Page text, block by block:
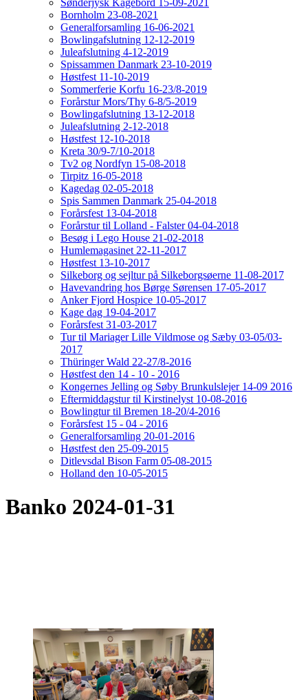
Sønderjysk Kagebord 15-09-2021
Bornholm 23-08-2021
Generalforsamling 16-06-2021
Bowlingafslutning 12-12-2019
Juleafslutning 4-12-2019
Spissammen Danmark 23-10-2019
Høstfest 11-10-2019
Sommerferie Korfu 16-23/8-2019
Forårstur Mors/Thy 6-8/5-2019
Bowlingafslutning 13-12-2018
Juleafslutning 2-12-2018
Høstfest 12-10-2018
Kreta 30/9-7/10-2018
Tv2 og Nordfyn 15-08-2018
Tirpitz 16-05-2018
Kagedag 02-05-2018
Spis Sammen Danmark 25-04-2018
Forårsfest 13-04-2018
Forårstur til Lolland - Falster 04-04-2018
Besøg i Lego House 21-02-2018
Humlemagasinet 22-11-2017
Høstfest 13-10-2017
Silkeborg og sejltur på Silkeborgsøerne 11-08-2017
Havevandring hos Børge Sørensen 17-05-2017
Anker Fjord Hospice 10-05-2017
Kage dag 19-04-2017
Forårsfest 31-03-2017
Tur til Mariager Lille Vildmose og Sæby 03-05/03-
2017
Thüringer Wald 22-27/8-2016
Høstfest den 14 - 10 - 2016
Kongernes Jelling og Søby Brunkulslejer 14-09 2016
Eftermiddagstur til Kirstinelyst 10-08-2016
Bowlingtur til Bremen 18-20/4-2016
Forårsfest 15 - 04 - 2016
Generalforsamling 20-01-2016
Høstfest den 25-09-2015
Ditlevsdal Bison Farm 05-08-2015
Holland den 10-05-2015
Banko 2024-01-31